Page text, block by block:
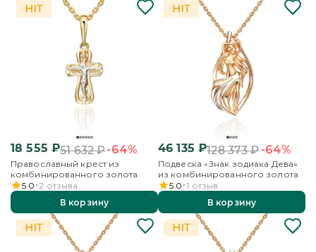
18 555 ₽51 632₽-64%
Православный крест из
комбинированного золота
5.0 2 отзыва
В корзину
46 135 ₽128 373₽-64%
Подвеска «Знак зодиака Дева»
из комбинированного золота
5.0 1 отзыв
В корзину